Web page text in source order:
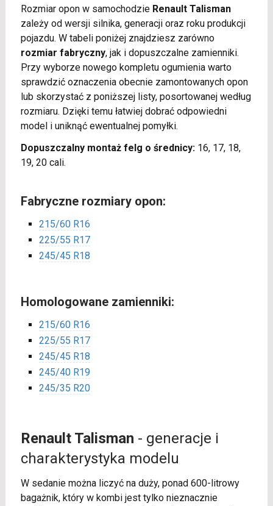
Rozmiar opon w samochodzie Renault Talisman
zależy od wersji silnika, generacji oraz roku produkcji
pojazdu. W tabeli poniżej znajdziesz zarówno
rozmiar fabryczny, jak i dopuszczalne zamienniki.
Przy wyborze nowego kompletu ogumienia warto
sprawdzić oznaczenia obecnie zamontowanych opon
lub skorzystać z poniższej listy, posortowanej według
rozmiaru. Dzięki temu łatwiej dobrać odpowiedni
model i uniknąć ewentualnej pomyłki.
Dopuszczalny montaż felg o średnicy:16, 17, 18,
19, 20 cali.
Fabryczne rozmiary opon:
215/60 R16
225/55 R17
245/45 R18
Homologowane zamienniki:
215/60 R16
225/55 R17
245/45 R18
245/40 R19
245/35 R20
Renault Talisman - generacje i
charakterystyka modelu
W sedanie można liczyć na duży, ponad 600-litrowy
bagażnik, który w kombi jest tylko nieznacznie